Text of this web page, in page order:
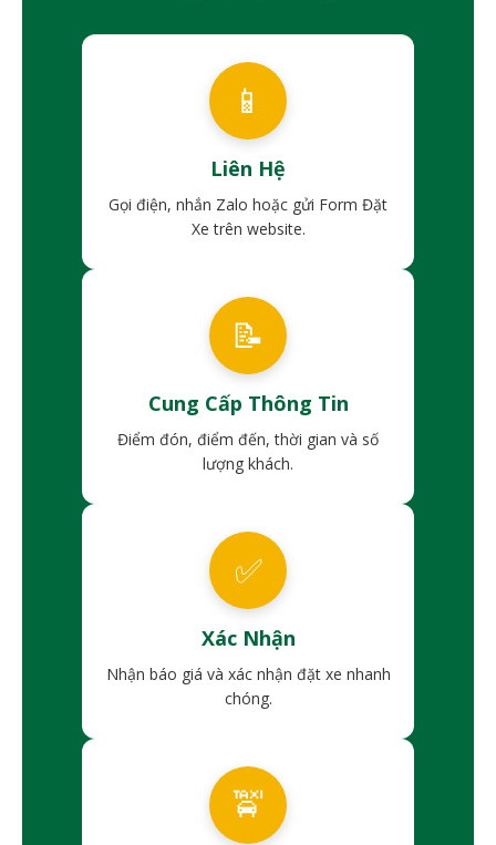
📱
Liên Hệ
Gọi điện, nhắn Zalo hoặc gửi Form Đặt
Xe trên website.
📝
Cung Cấp Thông Tin
Điểm đón, điểm đến, thời gian và số
lượng khách.
✅
Xác Nhận
Nhận báo giá và xác nhận đặt xe nhanh
chóng.
🚖